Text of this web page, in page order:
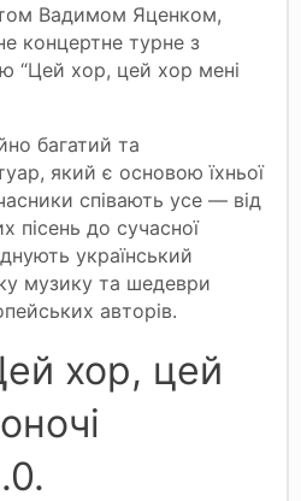
Вадимом Яценком,
концертне турне з
“Цей хор, цей хор мені
багатий та
який є основою їхньої
співають усе — від
пісень до сучасної
український
музику та шедеври
авторів.
хор, цей